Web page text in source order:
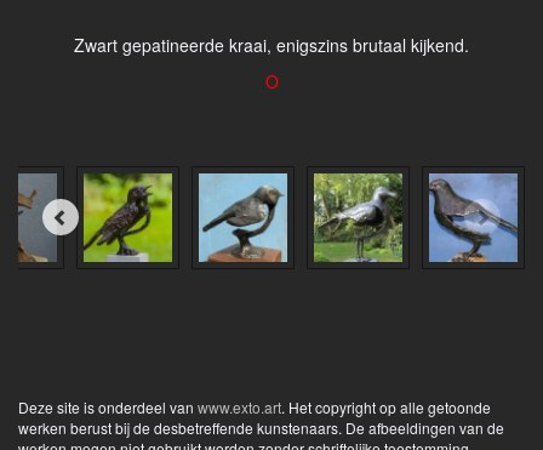
Zwart gepatineerde kraai, enigszins brutaal kijkend.
O
Deze site is onderdeel van www.exto.art. Het copyright op alle getoonde
werken berust bij de desbetreffende kunstenaars. De afbeeldingen van de